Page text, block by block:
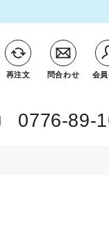
再注文 問合わせ 会
0776-89-